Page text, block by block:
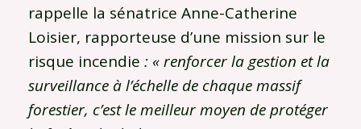
rappelle la sénatrice Anne-Catherine
Loisier, rapporteuse d’une mission sur le
risque incendie : « renforcer la gestion et la
surveillance à l’échelle de chaque massif
forestier, c’est le meilleur moyen de protéger